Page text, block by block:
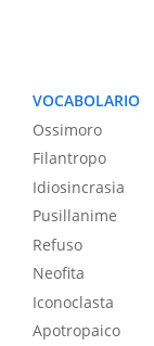
VOCABOLARIO
Ossimoro
Filantropo
Idiosincrasia
Pusillanime
Refuso
Neofita
Iconoclasta
Apotropaico